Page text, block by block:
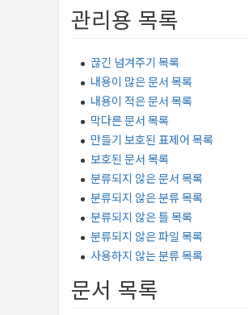
관리용 목록
끊긴 넘겨주기 목록
내용이 많은 문서 목록
내용이 적은 문서 목록
막다른 문서 목록
만들기 보호된 표제어 목록
보호된 문서 목록
분류되지 않은 문서 목록
분류되지 않은 분류 목록
분류되지 않은 틀 목록
분류되지 않은 파일 목록
사용하지 않는 분류 목록
문서 목록